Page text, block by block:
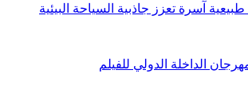
آسرة تعزز جاذبية السياحة البيئية